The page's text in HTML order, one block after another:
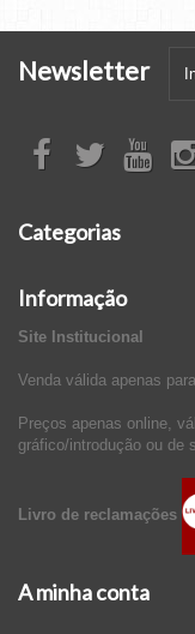
Newsletter
Categorias
Informação
Site Institucional
Venda válida apenas
Preços apenas online,
gráfico/introdução ou de
Livro de reclamações
A minha conta